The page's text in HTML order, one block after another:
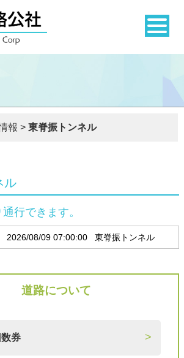
報 > 東脊振トンネル
ル
行できます。
2026/08/09 07:00:00 東脊振トンネル
道路について
券